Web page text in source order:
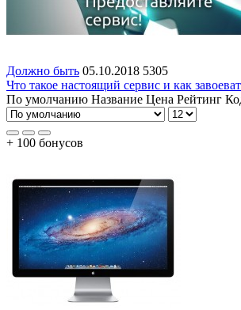
Должно быть 05.10.2018 5305
Что такое настоящий сервис и как
По умолчанию Название Цена Рейтинг
+ 100 бонусов